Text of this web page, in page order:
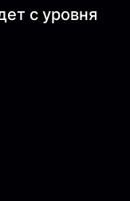
с уровня